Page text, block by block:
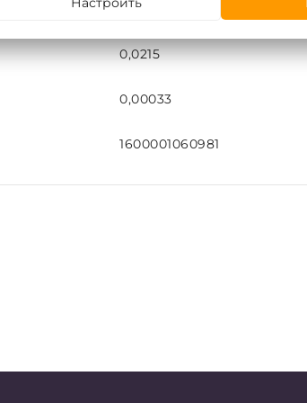
шт
0,0215
0,00033
1600001060981